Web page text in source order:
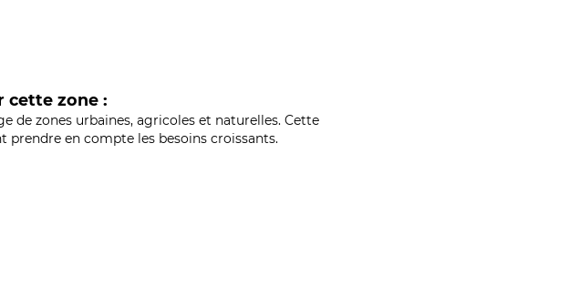
cette zone :
de zones urbaines, agricoles et naturelles. Cette
en compte les besoins croissants.